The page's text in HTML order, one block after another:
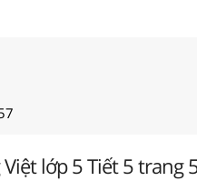
lớp 5 Tiết 5 trang